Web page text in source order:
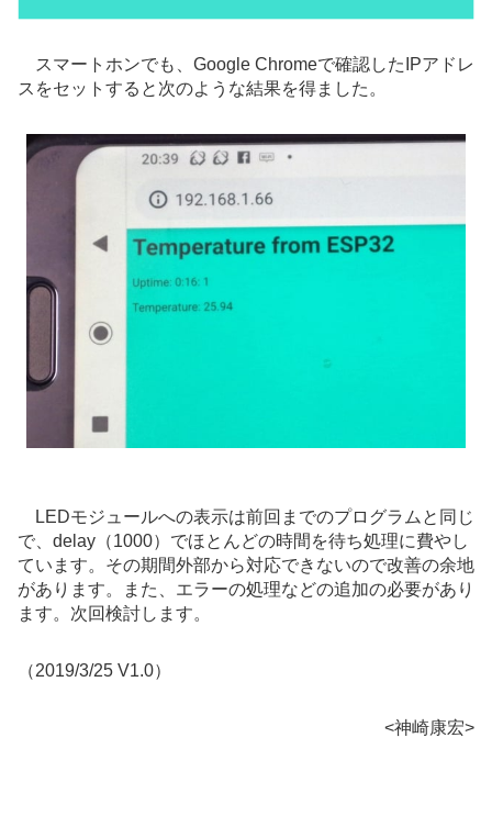
スマートホンでも、Google Chromeで確認したIPアドレ
スをセットすると次のような結果を得ました。
LEDモジュールへの表示は前回までのプログラムと同じ
で、delay（1000）でほとんどの時間を待ち処理に費やし
ています。その期間外部から対応できないので改善の余地
があります。また、エラーの処理などの追加の必要があり
ます。次回検討します。
（2019/3/25 V1.0）
<神崎康宏>